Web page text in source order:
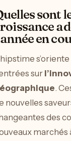
sont
en
sur
.
nouvelles
des